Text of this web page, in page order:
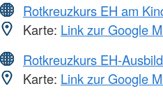
Rotkreuzkurs EH am
Karte: Link zur Google
Rotkreuzkurs EH-
Karte: Link zur Google